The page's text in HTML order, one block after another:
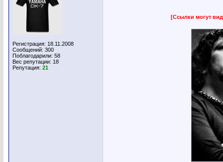
Регистрация: 18.11.2008
Сообщений: 300
Поблагодарили: 58
Вес репутации: 18
Репутация: 21
[Ссылки могут